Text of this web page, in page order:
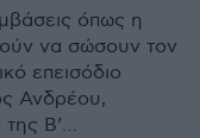
όπως η
να σώσουν τον
επεισόδιο
Ανδρέου,
Β’